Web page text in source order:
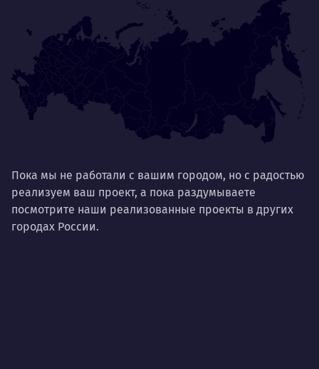
Пока мы не работали с вашим городом, но с радостью
реализуем ваш проект, а пока раздумываете
посмотрите наши реализованные проекты в других
городах России.